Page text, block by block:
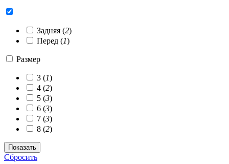
Задняя (2)
Перед (1)
Размер
3 (1)
4 (2)
5 (3)
6 (3)
7 (3)
8 (2)
Сбросить